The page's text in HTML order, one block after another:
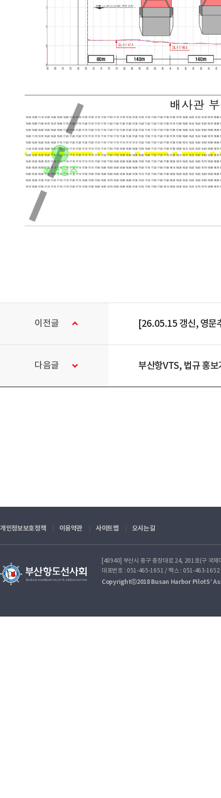
이전글 [26.05.15 갱신, 영문
다음글 부산항VTS, 법규 홍보
개인정보보호정책 이용약관 사이트맵 오시는길
[48940] 부산시 중구 충장대로 24, 201호(구 국제
대표번호 : 051-465-1651 / 팩스 : 051-463-
Copyrightⓒ2018 Busan Harbor PilotS’